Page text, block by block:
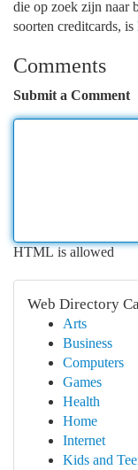
die op zoek zijn naar
soorten creditcards, is
Comments
Submit a Comment
HTML is allowed
Web Directory
Arts
Business
Computers
Games
Health
Home
Internet
Kids and